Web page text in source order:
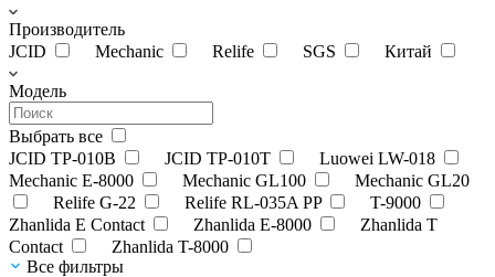
Производитель
JCID
Mechanic Relife SGS Китай
Модель
Выбрать все
JCID TP-010B
JCID TP-010T
Luowei LW-018
Mechanic E-8000
Mechanic GL100
Mechanic GL20
Relife G-22
Relife RL-035A PP
T-9000
Zhanlida E Contact
Zhanlida E-8000
Zhanlida T
Contact
Zhanlida T-8000
Все фильтры